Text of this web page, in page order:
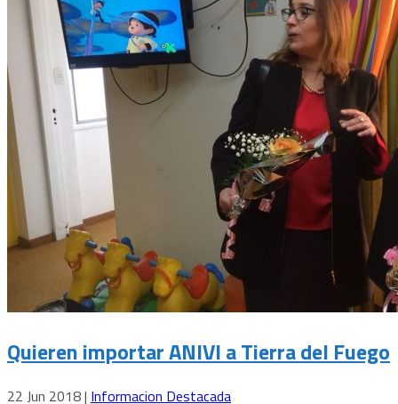
Quieren importar ANIVI a Tierra del Fuego
22 Jun 2018| Informacion Destacada